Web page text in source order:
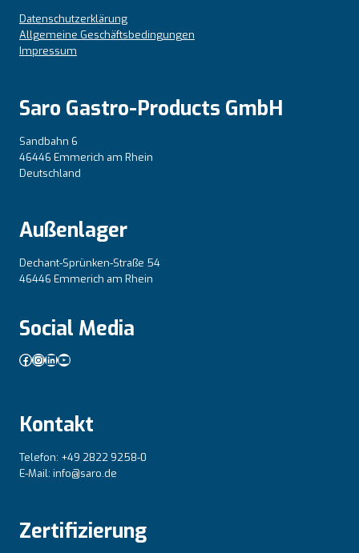
Datenschutzerklärung
Allgemeine Geschäftsbedingungen
Impressum
Saro Gastro-Products GmbH
Sandbahn 6
46446 Emmerich am Rhein
Deutschland
Außenlager
Dechant-Sprünken-Straße 54
46446 Emmerich am Rhein
Social Media
Facebook
Instagram
LinkedIn
YouTube
Kontakt
Telefon: +49 2822 9258-0
E-Mail: info@saro.de
Zertifizierung